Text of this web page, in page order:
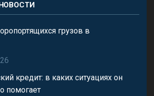
грузов в
кредит: в каких ситуациях он
помогает